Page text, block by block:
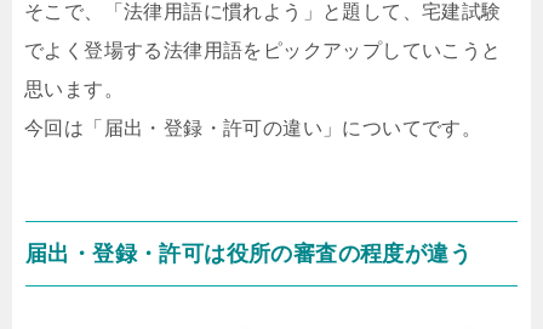
そこで、「法律用語に慣れよう」と題して、宅建試験
でよく登場する法律用語をピックアップしていこうと
思います。
今回は「届出・登録・許可の違い」についてです。
届出・登録・許可は役所の審査の程度が違う